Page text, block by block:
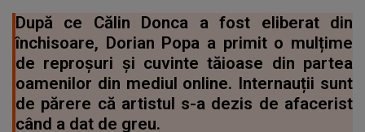
După ce Călin Donca a fost eliberat din
închisoare, Dorian Popa a primit o mulțime
de reproșuri și cuvinte tăioase din partea
oamenilor din mediul online. Internauții sunt
de părere că artistul s-a dezis de afacerist
când a dat de greu.